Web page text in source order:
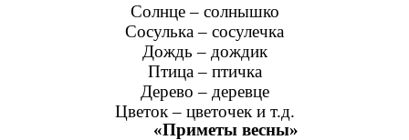
Солнце – солнышко
Сосулька – сосулечка
Дождь – дождик
Птица – птичка
Дерево – деревце
Цветок – цветочек и т.д.
«Приметы весны»